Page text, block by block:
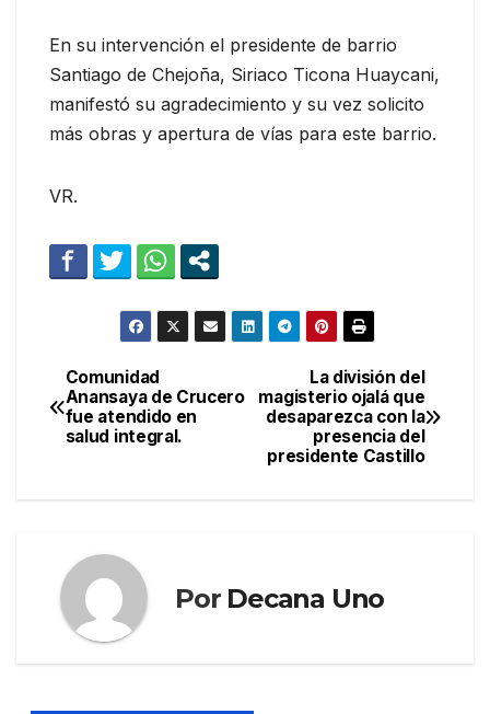
En su intervención el presidente de barrio
Santiago de Chejoña, Siriaco Ticona Huaycani,
manifestó su agradecimiento y su vez solicito
más obras y apertura de vías para este barrio.
VR.
Navegación
de
La división del
magisterio ojalá que
desaparezca con la
presencia del
presidente Castillo
Comunidad
Anansaya de Crucero
fue atendido en
salud integral.
Por Decana Uno